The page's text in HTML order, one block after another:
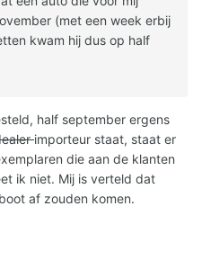
(met een week erbij
kwam hij dus op half
half september ergens
importeur staat, staat er
die aan de klanten
ik niet. Mij is verteld dat
af zouden komen.